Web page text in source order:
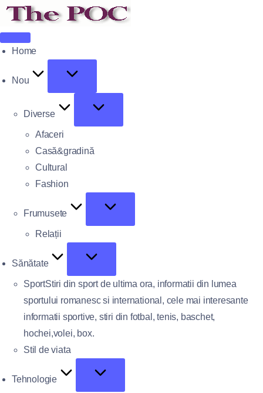
Home
Nou
Diverse
Afaceri
Casă&gradină
Cultural
Fashion
Frumusete
Relații
Sănătate
SportStiri din sport de ultima ora, informatii din lumea
sportului romanesc si international, cele mai interesante
informatii sportive, stiri din fotbal, tenis, baschet,
hochei,volei, box.
Stil de viata
Tehnologie